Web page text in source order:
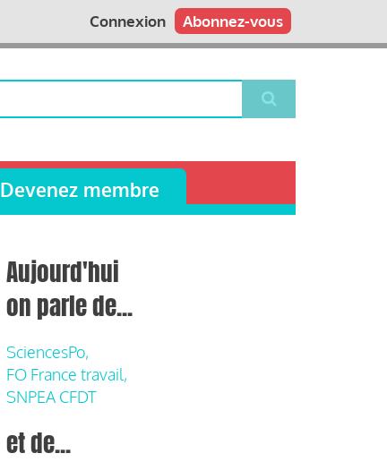
Abonnez-vous
Connexion
Devenez membre
Aujourd'hui
on parle de...
SciencesPo,
FO France travail,
SNPEA CFDT
et de...